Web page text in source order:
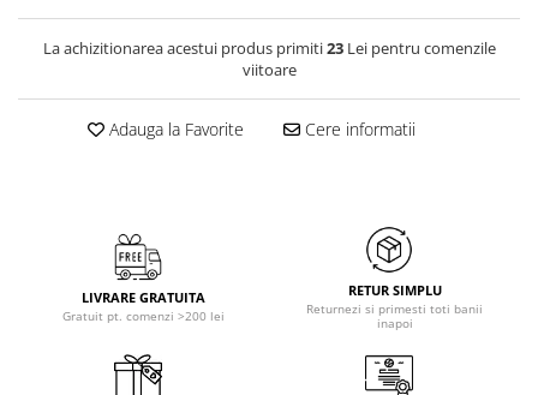
La achizitionarea acestui produs primiti23Lei pentru comenzile
viitoare
Adauga la Favorite Cere informatii
LIVRARE GRATUITA
Gratuit pt. comenzi >200 lei
RETUR SIMPLU
Returnezi si primesti toti banii
inapoi